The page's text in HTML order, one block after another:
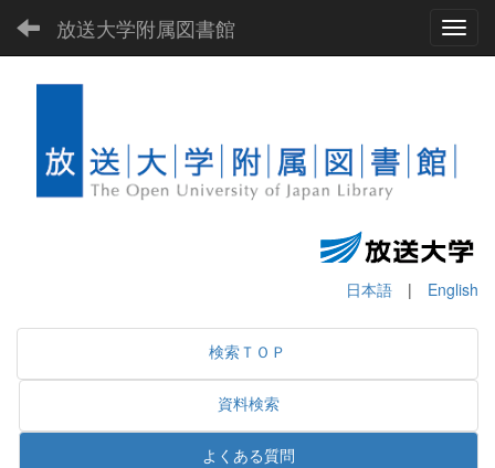
放送大学附属図書館
日本語 | English
検索ＴＯＰ
資料検索
よくある質問